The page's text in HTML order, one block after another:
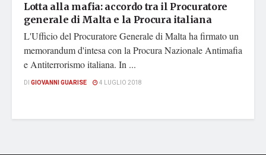
Lotta alla mafia: accordo tra il Procuratore
generale di Malta e la Procura italiana
L'Ufficio del Procuratore Generale di Malta ha firmato un
memorandum d'intesa con la Procura Nazionale Antimafia
e Antiterrorismo italiana. In ...
DI GIOVANNI GUARISE 4 LUGLIO 2018